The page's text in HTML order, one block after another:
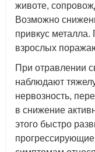
животе,
Возможно
привкус металла.
взрослых
При отравлении
наблюдают
нервозность,
в снижение
этого быстро